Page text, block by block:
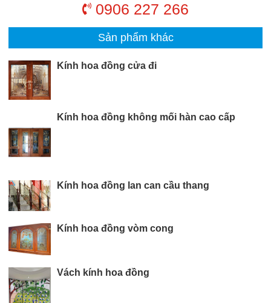
0906 227 266
Sản phẩm khác
Kính hoa đồng cửa đi
Kính hoa đồng không mối hàn cao cấp
Kính hoa đồng lan can cầu thang
Kính hoa đồng vòm cong
Vách kính hoa đồng